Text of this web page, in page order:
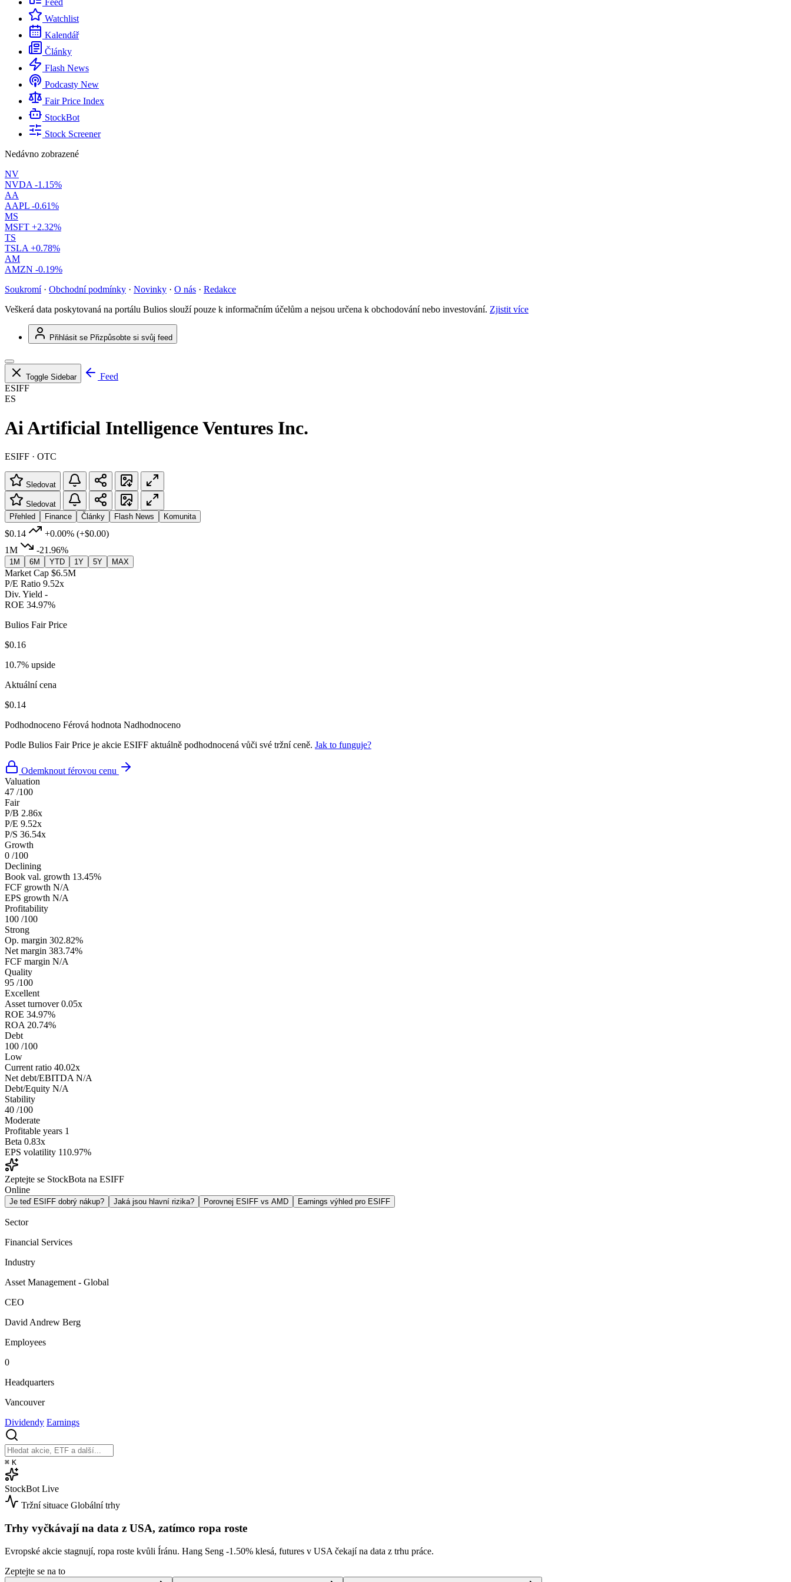
Feed
Watchlist
Kalendář
Články
Flash News
Podcasty New
Fair Price Index
StockBot
Stock Screener
Nedávno zobrazené
NV
NVDA -1.15%
AA
AAPL -0.61%
MS
MSFT +2.32%
TS
TSLA +0.78%
AM
AMZN -0.19%
Soukromí · Obchodní podmínky · Novinky · O nás · Redakce
Veškerá data poskytovaná na portálu Bulios slouží pouze k informačním účelům a nejsou určena k obchodování nebo investování. Zjistit více
Přihlásit se Přizpůsobte si svůj feed
Toggle Sidebar
Feed
ESIFF
ES
Ai Artificial Intelligence Ventures Inc.
ESIFF · OTC
Sledovat
Sledovat
Přehled
Finance Články Flash News Komunita
$0.14 +0.00% (+$0.00)
1M
-21.96%
1M 6M YTD 1Y 5Y MAX
Market Cap $6.5M
P/E Ratio 9.52x
Div. Yield -
ROE 34.97%
Bulios Fair Price
$0.16
10.7% upside
Aktuální cena
$0.14
Podhodnoceno Férová hodnota Nadhodnoceno
Podle Bulios Fair Price je akcie ESIFF aktuálně podhodnocená vůči své tržní ceně. Jak to funguje?
Odemknout férovou cenu
Valuation
47 /100
Fair
P/B 2.86x
P/E 9.52x
P/S 36.54x
Growth
0 /100
Declining
Book val. growth 13.45%
FCF growth N/A
EPS growth N/A
Profitability
100 /100
Strong
Op. margin 302.82%
Net margin 383.74%
FCF margin N/A
Quality
95 /100
Excellent
Asset turnover 0.05x
ROE 34.97%
ROA 20.74%
Debt
100 /100
Low
Current ratio 40.02x
Net debt/EBITDA N/A
Debt/Equity N/A
Stability
40 /100
Moderate
Profitable years 1
Beta 0.83x
EPS volatility 110.97%
Zeptejte se StockBota na ESIFF
Online
Je teď ESIFF dobrý nákup? Jaká jsou hlavní rizika? Porovnej ESIFF vs AMD Earnings výhled pro ESIFF
Sector
Financial Services
Industry
Asset Management - Global
CEO
David Andrew Berg
Employees
0
Headquarters
Vancouver
Dividendy Earnings
⌘ K
StockBot Live
Tržní situace Globální trhy
Trhy vyčkávají na data z USA, zatímco ropa roste
Evropské akcie stagnují, ropa roste kvůli Íránu. Hang Seng -1.50% klesá, futures v USA čekají na data z trhu práce.
Zeptejte se na to